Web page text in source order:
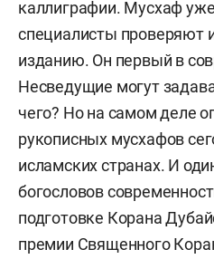
каллиграфии. Мусхаф
специалисты проверяют
изданию. Он первый в
Несведущие могут
чего? Но на самом деле
рукописных мусхафов
исламских странах. И
богословов
подготовке Корана
премии Священного